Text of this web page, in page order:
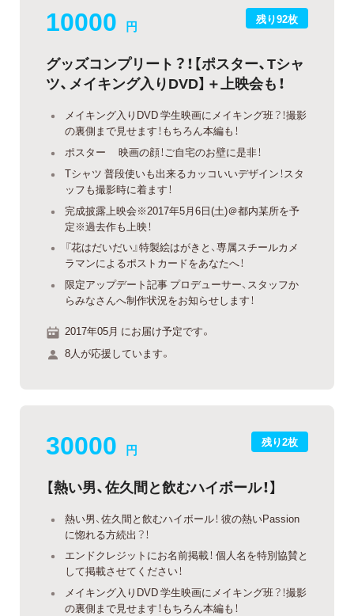
残り92枚
10000 円
グッズコンプリート？！【ポスター、Tシャ
ツ、メイキング入りDVD】＋上映会も！
メイキング入りDVD 学生映画にメイキング班？！撮影
の裏側まで見せます！もちろん本編も！
ポスター 映画の顔！ご自宅のお壁に是非！
Tシャツ 普段使いも出来るカッコいいデザイン！スタ
ッフも撮影時に着ます！
完成披露上映会※2017年5月6日(土)＠都内某所を予
定※過去作も上映！
『花はだいだい』特製絵はがきと、専属スチールカメ
ラマンによるポストカードをあなたへ！
限定アップデート記事 プロデューサー、スタッフか
らみなさんへ制作状況をお知らせします！
2017年05月 にお届け予定です。
8人が応援しています。
残り2枚
30000 円
【熱い男、佐久間と飲むハイボール！】
熱い男、佐久間と飲むハイボール！ 彼の熱いPassion
に惚れる方続出？！
エンドクレジットにお名前掲載！ 個人名を特別協賛と
して掲載させてください！
メイキング入りDVD 学生映画にメイキング班？！撮影
の裏側まで見せます！もちろん本編も！